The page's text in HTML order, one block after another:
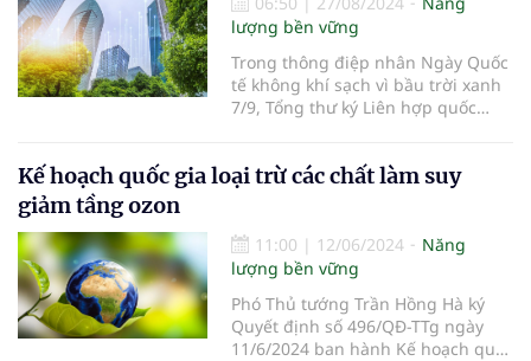
lượng bền vững
Trong thông điệp nhân Ngày Quốc
tế không khí sạch vì bầu trời xanh
7/9, Tổng thư ký Liên hợp quốc
vào không khí sạch để cứu sống
Kế hoạch quốc gia loại trừ các chất làm suy
giảm tầng ozon
11:00 | 12/06/2024
Năng
lượng bền vững
Phó Thủ tướng Trần Hồng Hà ký
Quyết định số 496/QĐ-TTg ngày
11/6/2024 ban hành Kế hoạch quốc